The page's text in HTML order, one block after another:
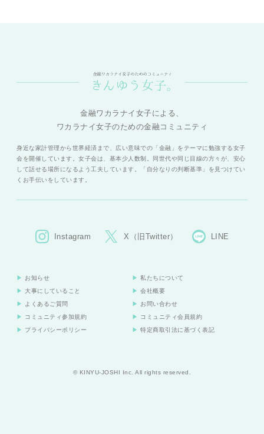
金融ワカラナイ女子による、
ワカラナイ女子のための金融コミュニティ
身近な家計管理から世界経済まで、広い意味での「金融」をテーマに勉強する女子
会を開催しています。女子会は、基本少人数制。同世代や同じ目線の方々が、安心
して話せる場所になるよう工夫しています。「自分なりの判断基準」を見つけてい
くお手伝いをしています。
Instagram X（旧Twitter） LINE
お知らせ
私たちについて
大事にしていること
会社概要
よくあるご質問
お問い合わせ
コミュニティ参加規約
コミュニティ会員規約
プライバシーポリシー
特定商取引法に基づく表記
© KINYU-JOSHI Inc. All rights reserved.